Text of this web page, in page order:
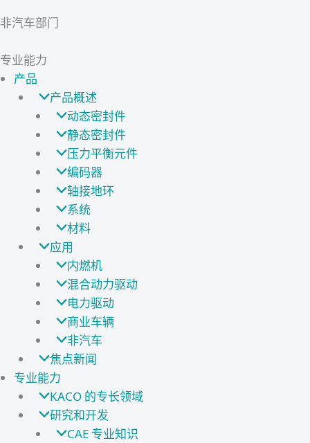
非汽车部门
专业能力
产品
产品概述
动态密封件
静态密封件
压力平衡元件
编码器
轴接地环
系统
材料
应用
内燃机
混合动力驱动
电力驱动
商业车辆
非汽车
焦点新闻
专业能力
KACO 的专长领域
研究和开发
CAE 专业知识